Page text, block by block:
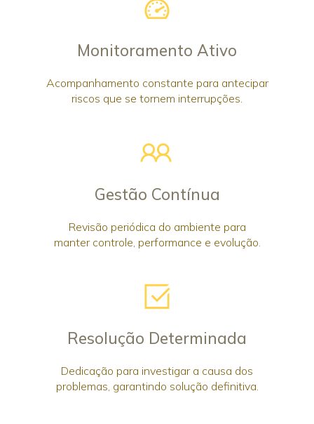
Monitoramento Ativo
Acompanhamento constante para antecipar
riscos que se tornem interrupções.
Gestão Contínua
Revisão periódica do ambiente para
manter controle, performance e evolução.
Resolução Determinada
Dedicação para investigar a causa dos
problemas, garantindo solução definitiva.